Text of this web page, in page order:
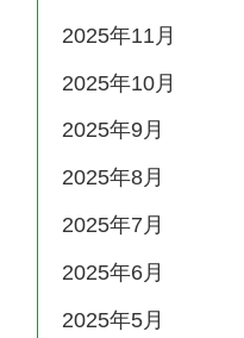
2025年11月
2025年10月
2025年9月
2025年8月
2025年7月
2025年6月
2025年5月